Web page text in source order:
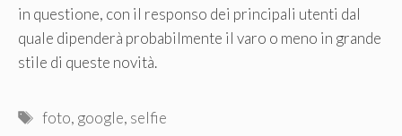
in questione, con il responso dei principali utenti dal
quale dipenderà probabilmente il varo o meno in grande
stile di queste novità.
Tag
foto, google, selfie